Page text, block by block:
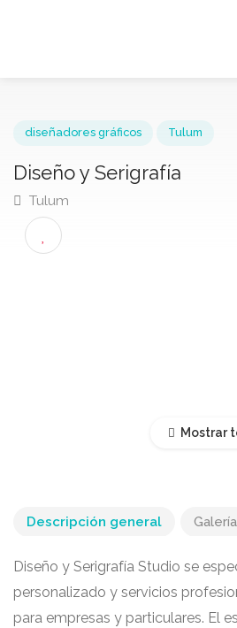
Diseño y Serigrafía
Tulum
Mostrar
Descripción general Galería
Diseño y Serigrafía Studio se
personalizado y servicios
para empresas y particulares. El